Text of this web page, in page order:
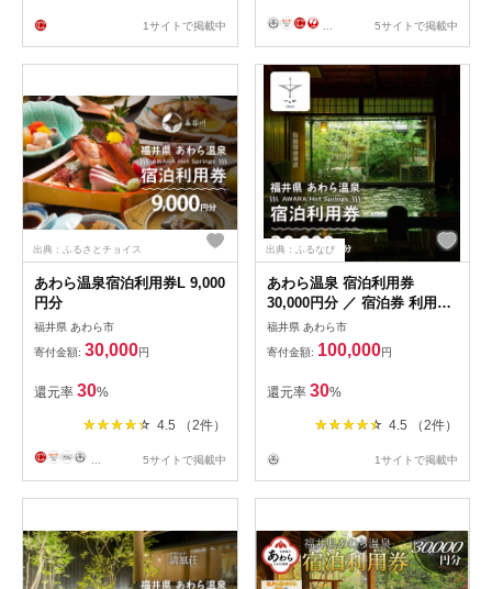
1サイトで掲載中 5サイトで掲載中
出典：ふるさとチョイス
あわら温泉宿泊利用券L 9,000
円分
福井県 あわら市
寄付金額: 30,000円
還元率 30%
4.5 （2件）
5サイトで掲載中
出典：ふるなび
あわら温泉 宿泊利用券
30,000円分 ／ 宿泊券 利用券
旅館 ホテル チケット ペア 観
光 旅行 源泉 大浴場 露天風呂
[aw013-j003]
福井県 あわら市
寄付金額: 100,000円
還元率 30%
4.5 （2件）
1サイトで掲載中